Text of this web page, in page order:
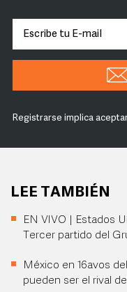
Registrarse implica
LEE TAMBIÉN
EN VIVO | Estados
Tercer partido del
México en 16avos
pueden ser el rival